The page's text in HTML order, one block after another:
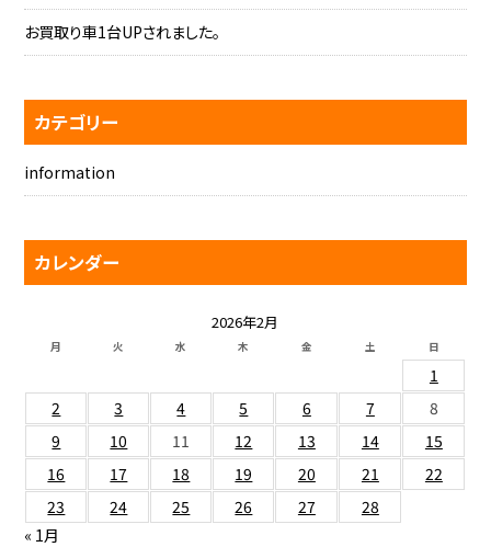
お買取り車1台UPされました。
カテゴリー
information
カレンダー
2026年2月
月 火 水 木 金 土 日
1
2
3 4 5 6 7
8
9
10 11 12 13 14
15
16
17 18 19 20 21
22
23
24 25 26 27
28
« 1月